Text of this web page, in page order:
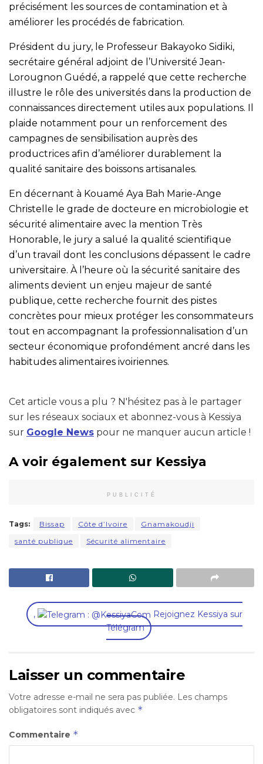
précisément les sources de contamination et à
améliorer les procédés de fabrication.
Président du jury, le Professeur Bakayoko Sidiki,
secrétaire général adjoint de l’Université Jean-
Lorougnon Guédé, a rappelé que cette recherche
illustre le rôle des universités dans la production de
connaissances directement utiles aux populations. Il
plaide notamment pour un renforcement des
campagnes de sensibilisation auprès des
productrices afin d’améliorer durablement la
qualité sanitaire des boissons artisanales.
En décernant à Kouamé Aya Bah Marie-Ange
Christelle le grade de docteure en microbiologie et
sécurité alimentaire avec la mention Très
Honorable, le jury a salué la qualité scientifique
d’un travail dont les conclusions dépassent le cadre
universitaire. À l’heure où la sécurité sanitaire des
aliments devient un enjeu majeur de santé
publique, cette recherche fournit des pistes
concrètes pour mieux protéger les consommateurs
tout en accompagnant la professionnalisation d’un
secteur économique profondément ancré dans les
habitudes alimentaires ivoiriennes.
Cet article vous a plu ? N'hésitez pas à le partager
sur les réseaux sociaux et abonnez-vous à Kessiya
sur Google News pour ne manquer aucun article !
A voir également sur Kessiya
PUBLICITÉ
Tags: Bissap Côte d’Ivoire
Gnamakoudji
santé publique
Sécurité alimentaire
,
Rejoignez Kessiya sur
Télégram
Laisser un commentaire
Votre adresse e-mail ne sera pas publiée. Les champs
obligatoires sont indiqués avec *
Commentaire *